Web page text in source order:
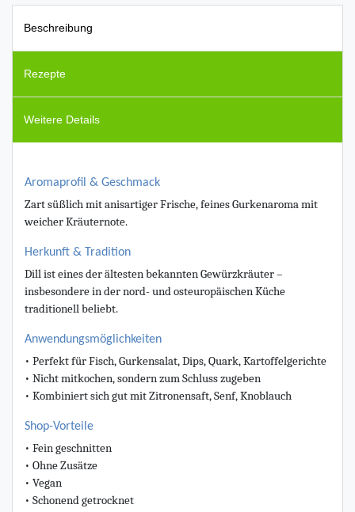
Beschreibung
Rezepte
Weitere Details
Aromaprofil & Geschmack
Zart süßlich mit anisartiger Frische, feines Gurkenaroma mit
weicher Kräuternote.
Herkunft & Tradition
Dill ist eines der ältesten bekannten Gewürzkräuter –
insbesondere in der nord- und osteuropäischen Küche
traditionell beliebt.
Anwendungsmöglichkeiten
• Perfekt für Fisch, Gurkensalat, Dips, Quark, Kartoffelgerichte
• Nicht mitkochen, sondern zum Schluss zugeben
• Kombiniert sich gut mit Zitronensaft, Senf, Knoblauch
Shop-Vorteile
• Fein geschnitten
• Ohne Zusätze
• Vegan
• Schonend getrocknet